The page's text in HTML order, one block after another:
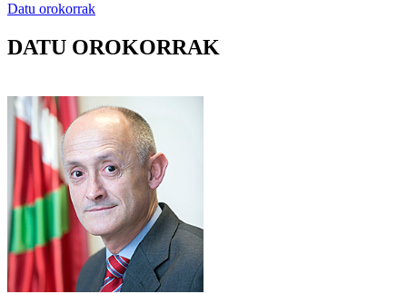
Datu orokorrak
DATU OROKORRAK